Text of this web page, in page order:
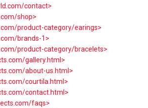
contact>
shop>
product-category/earings>
brands-1>
product-category/bracelets>
gallery.html>
about-us.html>
courtila.html>
contact.html>
faqs>